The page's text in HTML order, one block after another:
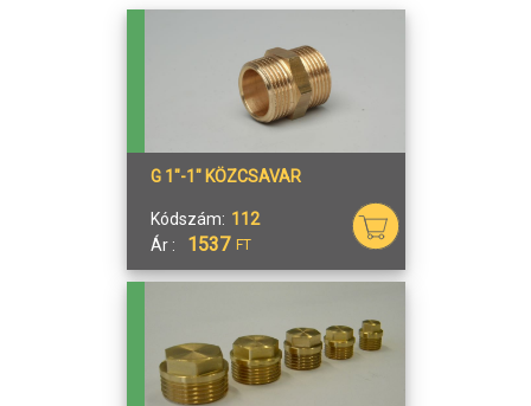
G 1"-1" KÖZCSAVAR
Kódszám: 112
Ár :
1537 FT